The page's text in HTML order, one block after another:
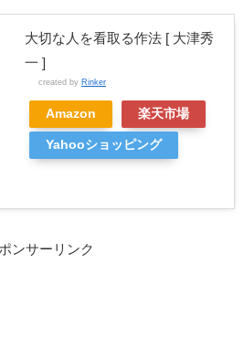
大切な人を看取る作法 [ 大津秀
一 ]
created by Rinker
Amazon 楽天市場
Yahooショッピング
ンサーリンク